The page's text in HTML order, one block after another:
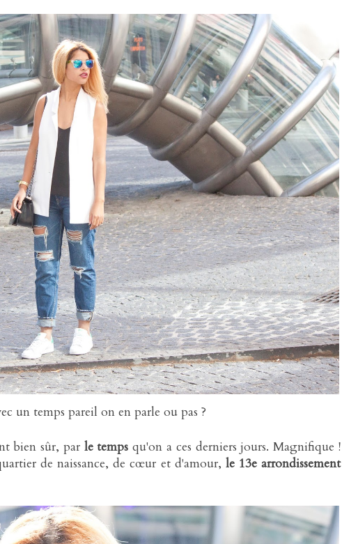
un temps pareil on en parle ou pas ?
bien sûr, par le temps qu'on a ces derniers jours. Magnifique !
de naissance, de cœur et d'amour, le 13e arrondissement